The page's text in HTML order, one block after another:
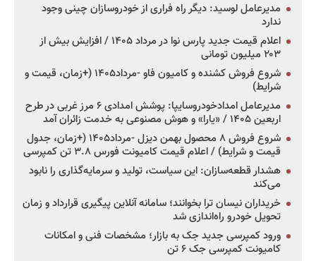
مدیرعامل لوسید: دیگر راه فراری از خودروسازان چینی وجود
ندارد
اعلام قیمت جدید پارس نوا در مرداد ۱۴۰۵ / افزایش بیش از
۲۰۳ میلیون تومانی
شروع فروش کشنده و کامیون فاو -مرداد۱۴۰۵ (+زمان، قیمت و
شرایط)
مدیرعامل امدادخودروسایپا: پوشش امدادی ۶ مرز غربی در طرح
اربعین ۱۴۰۵ / «یارا» و هوش مصنوعی به خدمت زائران آمد
شروع فروش ۸ محصول بهمن دیزل -مرداد۱۴۰۵ (+زمان، جدول
قیمت و شرایط) / اعلام قیمت کامیونت فورس ۳.۸ تن کمپرسی
هشدار قطعه‌سازان: این سیاست، تولید و سرمایه‌گذاری را نابود
می‌کند
خریداران نیسان ترا بخوانند؛ سامانه آنلاین پیگیری قرارداد و زمان
تحویل خودرو راه‌اندازی شد
ورود کمپرسی جدید جک به بازار؛ مشخصات فنی و امکانات
کامیونت کمپرسی جک ۶ تن